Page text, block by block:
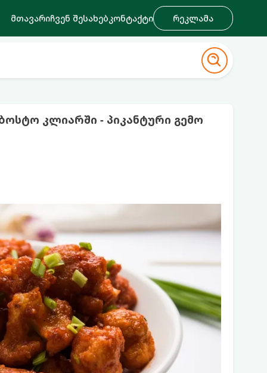
მთავარიჩვენ შესახებკონტაქტი რეკლამა
კლიარში - პიკანტური გემო